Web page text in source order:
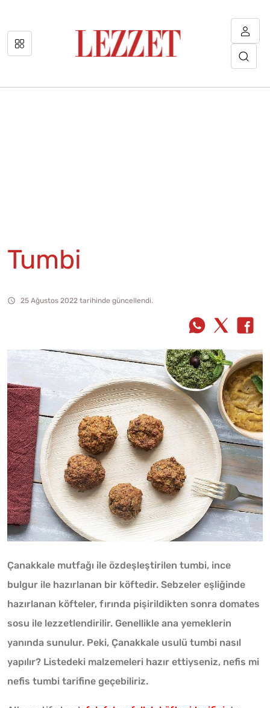
Tumbi
25 Ağustos 2022 tarihinde güncellendi.
Çanakkale mutfağı ile özdeşleştirilen tumbi, ince
bulgur ile hazırlanan bir köftedir. Sebzeler eşliğinde
hazırlanan köfteler, fırında pişirildikten sonra domates
sosu ile lezzetlendirilir. Genellikle ana yemeklerin
yanında sunulur. Peki, Çanakkale usulü tumbi nasıl
yapılır? Listedeki malzemeleri hazır ettiyseniz, nefis mi
nefis tumbi tarifine geçebiliriz.